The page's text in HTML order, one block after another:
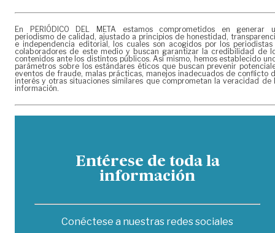
En PERIÓDICO DEL META estamos comprometidos en generar
periodismo de calidad, ajustado a principios de honestidad,
e independencia editorial, los cuales son acogidos por los periodistas
colaboradores de este medio y buscan garantizar la credibilidad de
contenidos ante los distintos públicos. Así mismo, hemos establecido
parámetros sobre los estándares éticos que buscan prevenir
eventos de fraude, malas prácticas, manejos inadecuados de conflicto
interés y otras situaciones similares que comprometan la veracidad de
información.
Entérese de toda la
información
Conéctese a nuestras redes sociales